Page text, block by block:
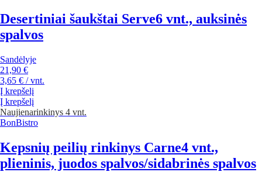
Desertiniai šaukštai Serve6 vnt., auksinės
spalvos
Sandėlyje
21,90 €
3,65 € / vnt.
Į krepšelį
Į krepšelį
Naujienarinkinys 4 vnt.
BonBistro
Kepsnių peilių rinkinys Carne4 vnt.,
plieninis, juodos spalvos/sidabrinės spalvos